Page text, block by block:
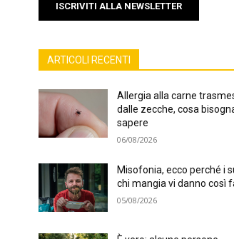
ISCRIVITI ALLA NEWSLETTER
ARTICOLI RECENTI
Allergia alla carne
dalle zecche, cosa
sapere
06/08/2026
Misofonia, ecco perché i
chi mangia vi danno così
05/08/2026